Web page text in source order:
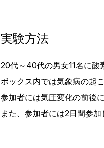
実験方法
20代～40代の男女11名に酸
ボックス内では気象病の起
参加者には気圧変化の前後
また、参加者には2日間参